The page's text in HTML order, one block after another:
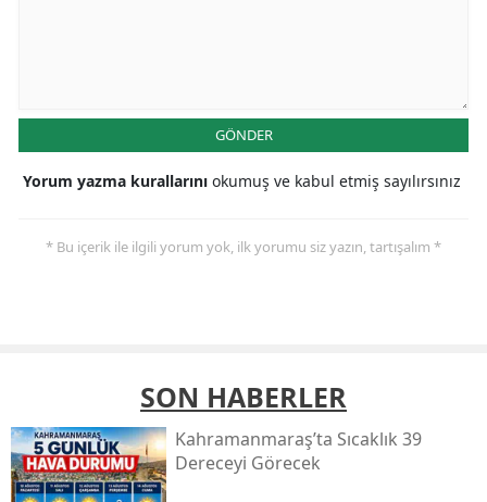
GÖNDER
Yorum yazma kurallarını okumuş ve kabul etmiş sayılırsınız
* Bu içerik ile ilgili yorum yok, ilk yorumu siz yazın, tartışalım *
SON HABERLER
Kahramanmaraş’ta Sıcaklık 39
Dereceyi Görecek